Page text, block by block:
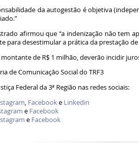
da autogestão é objetiva
afirmou que “a indenização não tem
para desestimular a prática da prestação
de R$ 1 milhão, deverão incidir
de Comunicação Social do TRF3
Federal da 3ª Região nas redes
, Facebooke Linkedin
e Facebook
e Facebook